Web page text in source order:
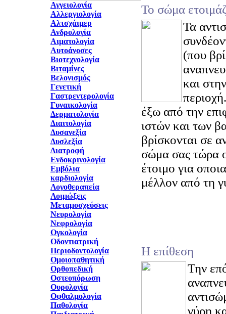
Αγγειολογία
Αλλεργιολογία
Αλτσχάιμερ
Ανδρολογία
Αιματολογία
Αυτοάνοσες
Βιοτεχνολογία
Βιταμίνες
Βελονισμός
Γενετική
Γαστρεντερολογία
Γυναικολογία
Δερματολογία
Διαιτολογία
Δυσανεξία
Δυσλεξία
Διατροφή
Ενδοκρινολογία
Εμβόλια
καρδιολογία
Λογοθεραπεία
Λοιμώξεις
Μεταμοσχεύσεις
Νευρολογία
Νεφρολογία
Ογκολογία
Οδοντιατρική
Περιοδοντολογία
Ομοιοπαθητική
Ορθοπεδική
Οστεοπόρωση
Ουρολογία
Οφθαλμολογία
Παθολογία
Το σώμα
Τα
(που
και
έξω από την
ιστών και των
βρίσκονται σε
σώμα σας τώρα
έτοιμο για
μέλλον από τη
Η επίθεση
Την
γύρη